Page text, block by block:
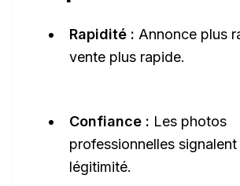
Rapidité : Annonce plus
vente plus rapide.
Confiance : Les photos
professionnelles signalent
légitimité.